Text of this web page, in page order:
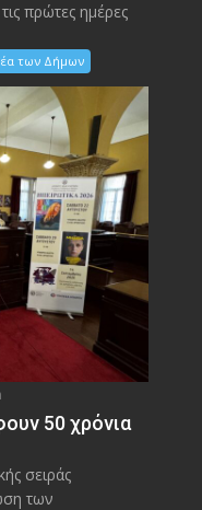
πρώτες ημέρες
των Δήμων
50 χρόνια
σειράς
των